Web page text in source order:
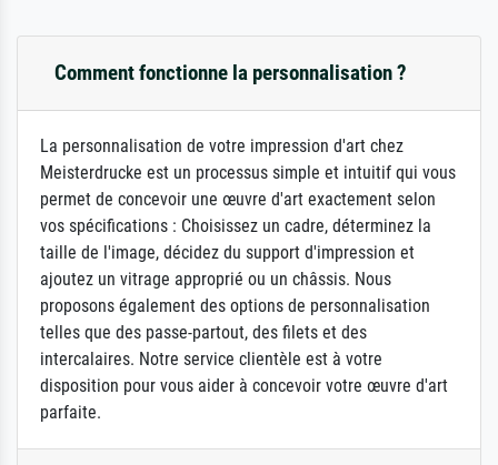
Comment fonctionne la personnalisation ?
La personnalisation de votre impression d'art chez
Meisterdrucke est un processus simple et intuitif qui vous
permet de concevoir une œuvre d'art exactement selon
vos spécifications : Choisissez un cadre, déterminez la
taille de l'image, décidez du support d'impression et
ajoutez un vitrage approprié ou un châssis. Nous
proposons également des options de personnalisation
telles que des passe-partout, des filets et des
intercalaires. Notre service clientèle est à votre
disposition pour vous aider à concevoir votre œuvre d'art
parfaite.